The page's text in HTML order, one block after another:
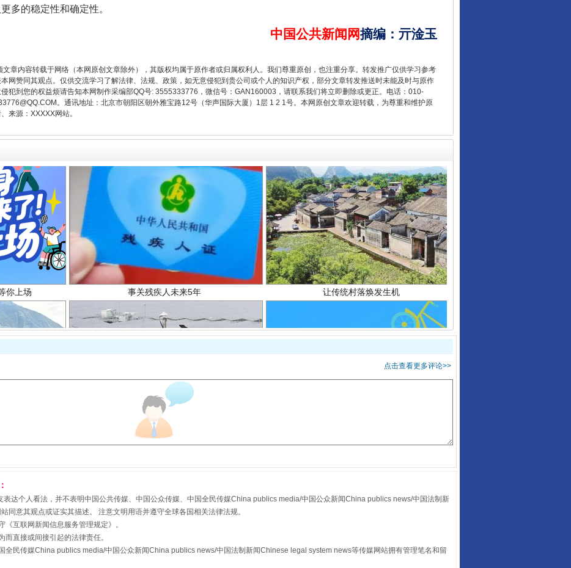
多的稳定性和确定性。
中国公共新闻网摘编 ： 亓淦玉
文章内容转载于网络（本网原创文章除外），其版权均属于原作者或归属权利人。我们尊重原创，也注重分享。转发推广仅供学习参考
网赞同其观点。仅供交流学习了解法律、法规、政策，如无意侵犯到贵公司或个人的知识产权，部分文章转发推送时未能及时与原作
犯到您的权益烦请告知本网制作采编部QQ号: 3555333776，微信号：GAN160003，请联系我们将立即删除或更正。电话：010-
。通讯地址：北京市朝阳区朝外雅宝路12号（华声国际大厦）1层 1 2 1号。本网原创文章欢迎转载，为尊重和维护原
来源：XXXXX网站。
无期 从幼儿园到大学，有这些资助 “后车司机肯定在骂我”
你上场 事关残疾人未来5年 让传统村落焕发生机
规模最大的光氢储一体化项目
工作
点击查看更多评论>>
表达个人看法，并不表明中国公共传媒、中国公众传媒、中国全民传媒China publics media/中国公众新闻China publics news/中国法制新
同意其观点或证实其描述。 注意文明用语并遵守全球各国相关法律法规。
《互联网新闻信息服务管理规定》。
直接或间接引起的法律责任。
全民传媒China publics media/中国公众新闻China publics news/中国法制新闻Chinese legal system news等传媒网站拥有管理笔名和留